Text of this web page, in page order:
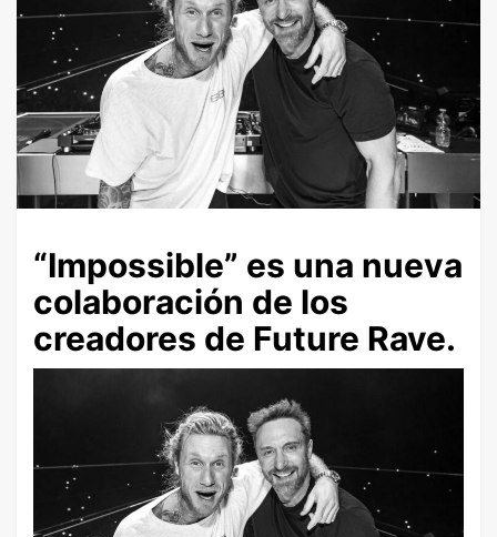
“Impossible” es una nueva
colaboración de los
creadores de Future Rave.